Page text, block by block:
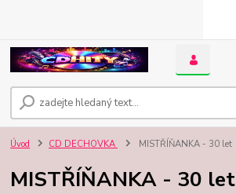
Úvod CD DECHOVKA MISTŘÍŇANKA - 30 let
MISTŘÍŇANKA - 30 let